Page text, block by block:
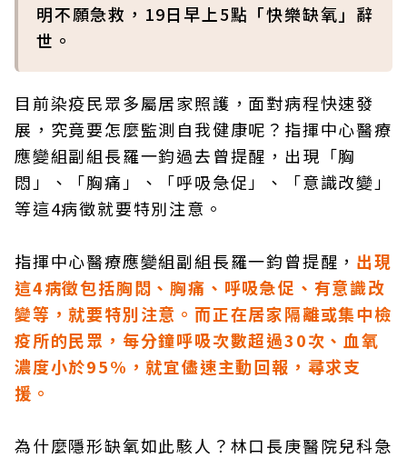
明不願急救，19日早上5點「快樂缺氧」辭
世。
目前染疫民眾多屬居家照護，面對病程快速發
展，究竟要怎麼監測自我健康呢？指揮中心醫療
應變組副組長羅一鈞過去曾提醒，出現「胸
悶」、「胸痛」、「呼吸急促」、「意識改變」
等這4病徵就要特別注意。
指揮中心醫療應變組副組長羅一鈞曾提醒， 出現
這4病徵包括胸悶、胸痛、呼吸急促、有意識改
變等，就要特別注意。而正在居家隔離或集中檢
疫所的民眾，每分鐘呼吸次數超過30次、血氧
濃度小於95%，就宜儘速主動回報，尋求支
援。
為什麼隱形缺氧如此駭人？林口長庚醫院兒科急